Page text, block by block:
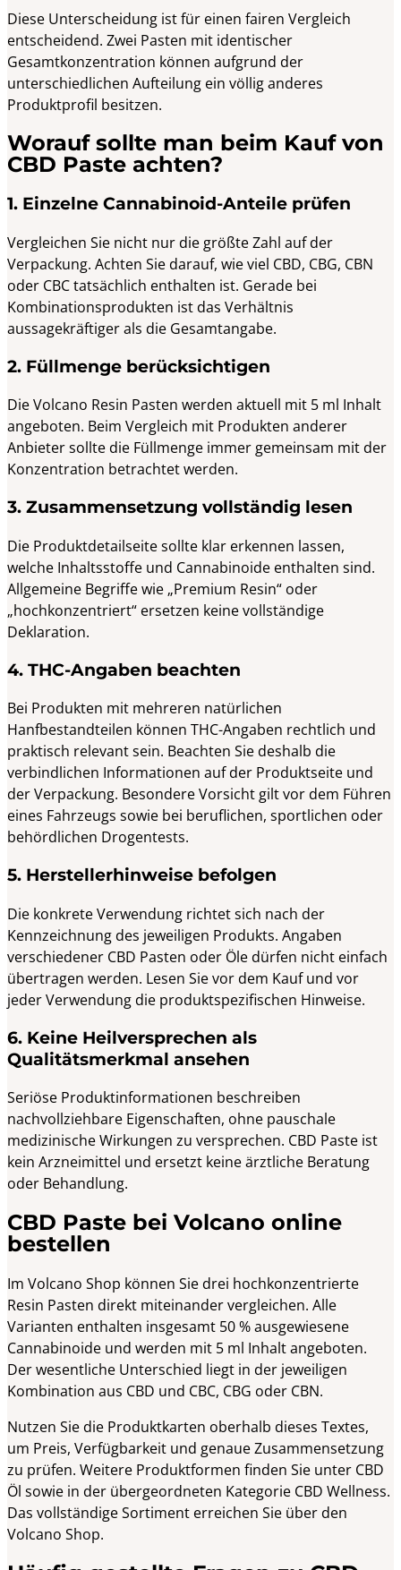
Diese Unterscheidung ist für einen fairen Vergleich
entscheidend. Zwei Pasten mit identischer
Gesamtkonzentration können aufgrund der
unterschiedlichen Aufteilung ein völlig anderes
Produktprofil besitzen.
Worauf sollte man beim Kauf von
CBD Paste achten?
1. Einzelne Cannabinoid-Anteile prüfen
Vergleichen Sie nicht nur die größte Zahl auf der
Verpackung. Achten Sie darauf, wie viel CBD, CBG, CBN
oder CBC tatsächlich enthalten ist. Gerade bei
Kombinationsprodukten ist das Verhältnis
aussagekräftiger als die Gesamtangabe.
2. Füllmenge berücksichtigen
Die Volcano Resin Pasten werden aktuell mit 5 ml Inhalt
angeboten. Beim Vergleich mit Produkten anderer
Anbieter sollte die Füllmenge immer gemeinsam mit der
Konzentration betrachtet werden.
3. Zusammensetzung vollständig lesen
Die Produktdetailseite sollte klar erkennen lassen,
welche Inhaltsstoffe und Cannabinoide enthalten sind.
Allgemeine Begriffe wie „Premium Resin“ oder
„hochkonzentriert“ ersetzen keine vollständige
Deklaration.
4. THC-Angaben beachten
Bei Produkten mit mehreren natürlichen
Hanfbestandteilen können THC-Angaben rechtlich und
praktisch relevant sein. Beachten Sie deshalb die
verbindlichen Informationen auf der Produktseite und
der Verpackung. Besondere Vorsicht gilt vor dem Führen
eines Fahrzeugs sowie bei beruflichen, sportlichen oder
behördlichen Drogentests.
5. Herstellerhinweise befolgen
Die konkrete Verwendung richtet sich nach der
Kennzeichnung des jeweiligen Produkts. Angaben
verschiedener CBD Pasten oder Öle dürfen nicht einfach
übertragen werden. Lesen Sie vor dem Kauf und vor
jeder Verwendung die produktspezifischen Hinweise.
6. Keine Heilversprechen als
Qualitätsmerkmal ansehen
Seriöse Produktinformationen beschreiben
nachvollziehbare Eigenschaften, ohne pauschale
medizinische Wirkungen zu versprechen. CBD Paste ist
kein Arzneimittel und ersetzt keine ärztliche Beratung
oder Behandlung.
CBD Paste bei Volcano online
bestellen
Im Volcano Shop können Sie drei hochkonzentrierte
Resin Pasten direkt miteinander vergleichen. Alle
Varianten enthalten insgesamt 50 % ausgewiesene
Cannabinoide und werden mit 5 ml Inhalt angeboten.
Der wesentliche Unterschied liegt in der jeweiligen
Kombination aus CBD und CBC, CBG oder CBN.
Nutzen Sie die Produktkarten oberhalb dieses Textes,
um Preis, Verfügbarkeit und genaue Zusammensetzung
zu prüfen. Weitere Produktformen finden Sie unter CBD
Öl sowie in der übergeordneten Kategorie CBD Wellness.
Das vollständige Sortiment erreichen Sie über den
Volcano Shop.